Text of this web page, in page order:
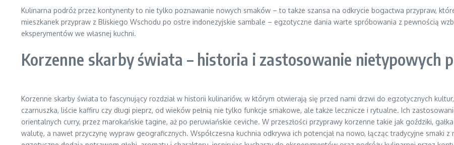
Kulinarna podróż przez kontynenty to nie tylko poznawanie nowych smaków – to także szansa na odkrycie bogactwa przypraw,
mieszkanek przypraw z Bliskiego Wschodu po ostre indonezyjskie sambale – egzotyczne dania warte spróbowania z pewnością
eksperymentów we własnej kuchni.
Korzenne skarby świata – historia i zastosowanie nietypowych
Korzenne skarby świata to fascynujący rozdział w historii kulinariów, w którym otwierają się przed nami drzwi do egzotycznych
czarnuszka, liście kaffiru czy długi pieprz, od wieków pełnią nie tylko funkcje smakowe, ale także lecznicze i rytualne. Ich
orientalnych curry, przez marokańskie tagine, aż po peruwiańskie ceviche. W przeszłości przyprawy korzenne takie jak goździki,
walutę, a nawet przyczynę wypraw geograficznych. Współczesna kuchnia odkrywa ich potencjał na nowo, łącząc tradycyjne smaki